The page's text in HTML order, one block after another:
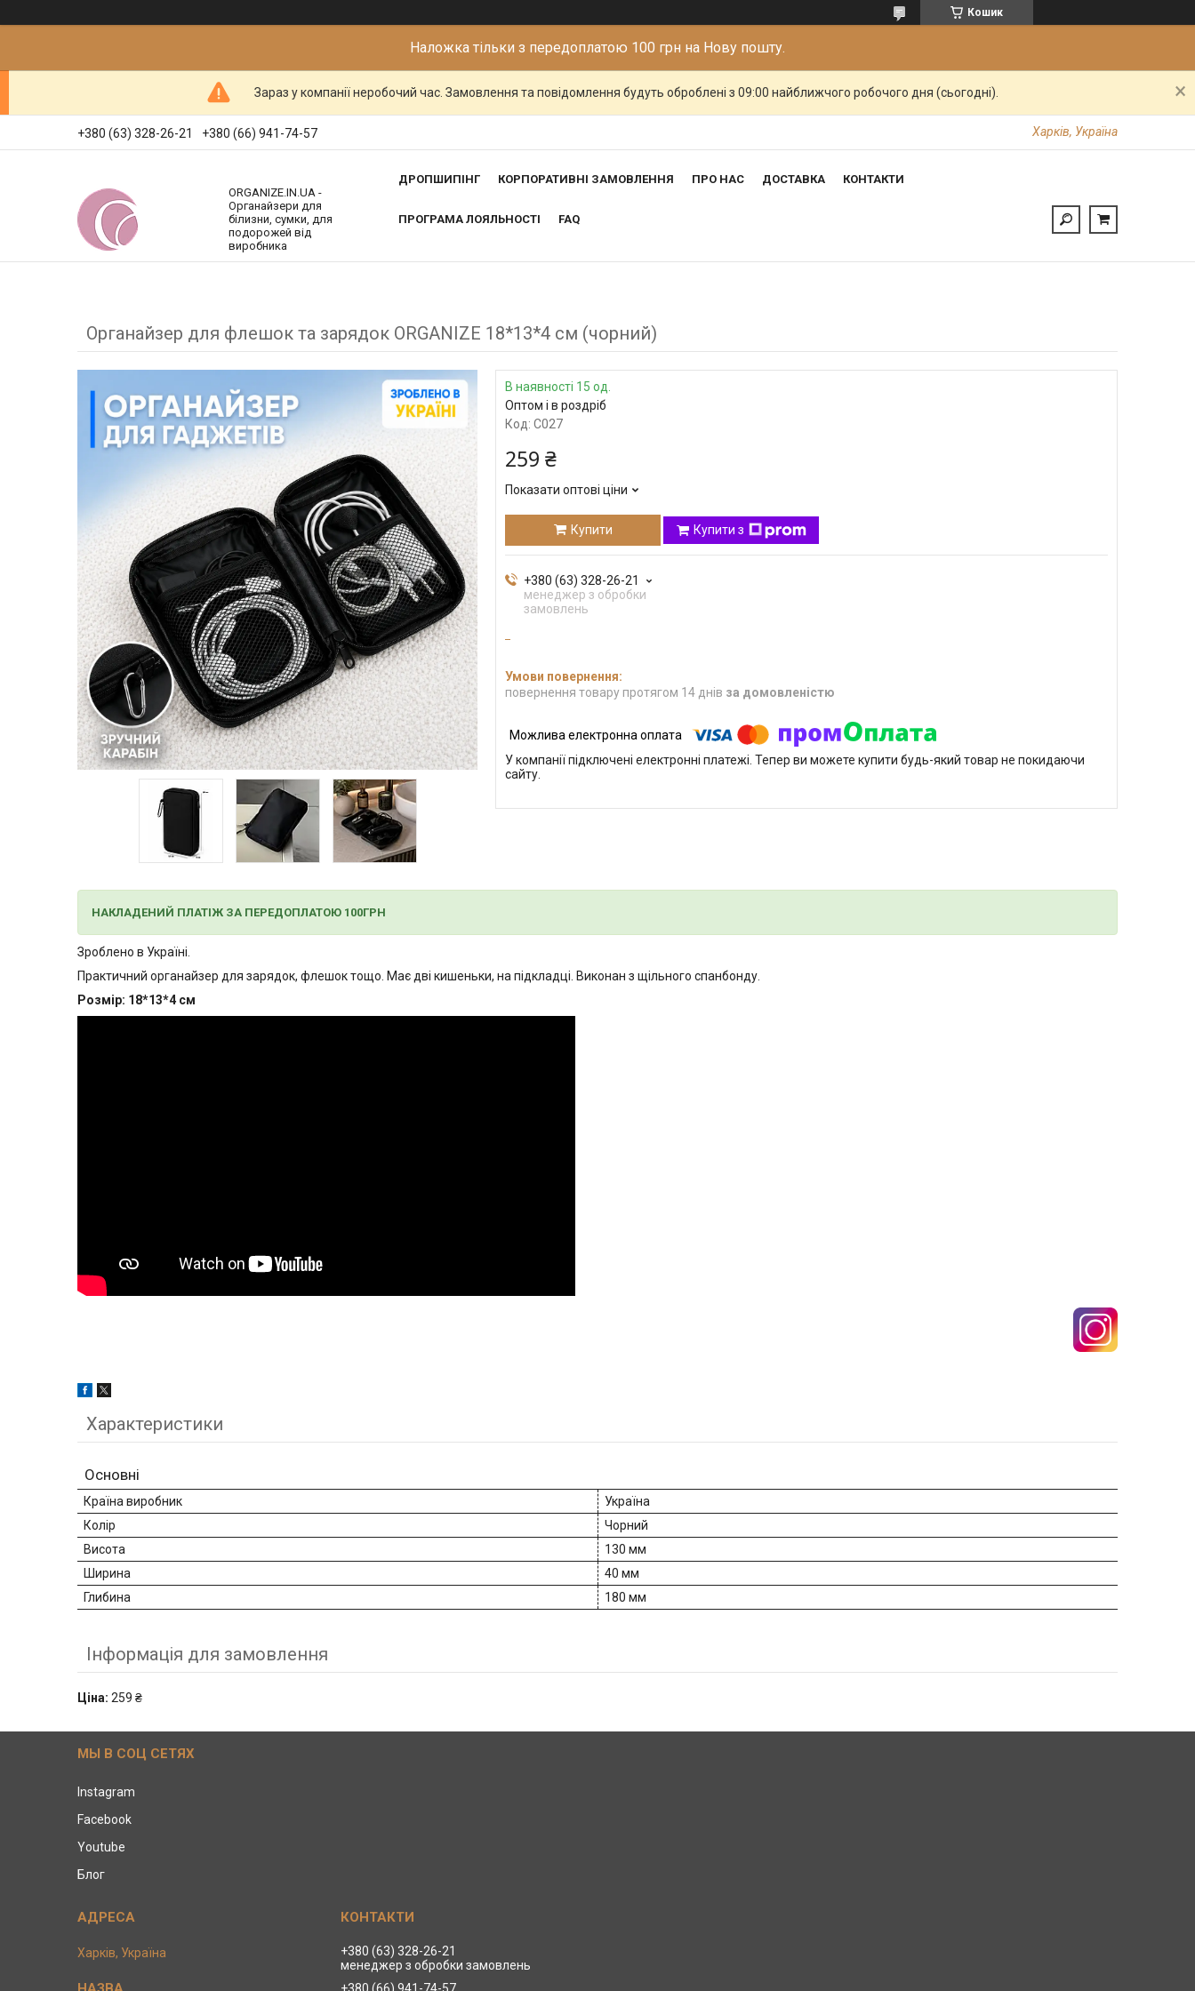
Кошик
Наложка тільки з передоплатою 100 грн на Нову пошту.
Зараз у компанії неробочий час. Замовлення та повідомлення будуть оброблені з 09:00 найближчого робочого дня (сьогодні).
+380 (63) 328-26-21 +380 (66) 941-74-57 Харків, Україна
ORGANIZE.IN.UA -
Органайзери для
білизни, сумки, для
подорожей від
виробника
ДРОПШИПІНГ КОРПОРАТИВНІ ЗАМОВЛЕННЯ ПРО НАС ДОСТАВКА КОНТАКТИ
ПРОГРАМА ЛОЯЛЬНОСТІ FAQ
Органайзер для флешок та зарядок ORGANIZE 18*13*4 см (чорний)
В наявності 15 од.
Оптом і в роздріб
Код: C027
259 ₴
Показати оптові ціни
Купити Купити з
+380 (63) 328-26-21
менеджер з обробки
замовлень
повернення товару протягом 14 днів за домовленістю
У компанії підключені електронні платежі. Тепер ви можете купити будь-який товар не покидаючи
сайту.
НАКЛАДЕНИЙ ПЛАТІЖ ЗА ПЕРЕДОПЛАТОЮ 100ГРН
Зроблено в Україні.
Практичний органайзер для зарядок, флешок тощо. Має дві кишеньки, на підкладці. Виконан з щільного спанбонду.
Розмір: 18*13*4 см
Характеристики
Основні
Країна виробник
Україна
Колір
Чорний
Висота
130 мм
Ширина
40 мм
Глибина
180 мм
Інформація для замовлення
Ціна: 259 ₴
МЫ В СОЦ СЕТЯХ
Instagram
Facebook
Youtube
Блог
Харків, Україна
+380 (63) 328-26-21
менеджер з обробки замовлень